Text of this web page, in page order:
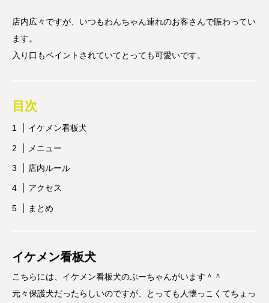
店内広々ですが、いつもわんちゃん連れのお客さんで賑わってい
ます。
入り口もペイントされていてとっても可愛いです。
目次
イケメン看板犬
メニュー
店内ルール
アクセス
まとめ
イケメン看板犬
こちらには、イケメン看板犬のぶーちゃんがいます＾＾
元々保護犬だったらしいのですが、とっても人懐っこくてちょっ